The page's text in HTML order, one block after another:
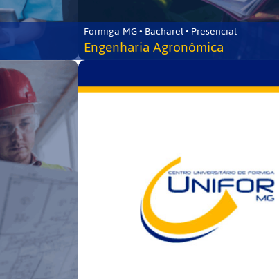
Formiga-MG • Bacharel • Presencial
Engenharia Agronômica